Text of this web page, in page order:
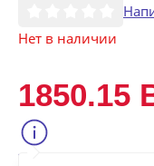
Нет в наличии
1850.15